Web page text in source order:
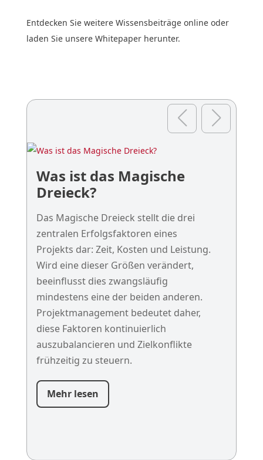
Entdecken Sie weitere Wissensbeiträge online oder
laden Sie unsere Whitepaper herunter.
Was ist das Magische
Dreieck?
Das Magische Dreieck stellt die drei
zentralen Erfolgsfaktoren eines
Projekts dar: Zeit, Kosten und Leistung.
Wird eine dieser Größen verändert,
beeinflusst dies zwangsläufig
mindestens eine der beiden anderen.
Projektmanagement bedeutet daher,
diese Faktoren kontinuierlich
auszubalancieren und Zielkonflikte
frühzeitig zu steuern.
Mehr lesen